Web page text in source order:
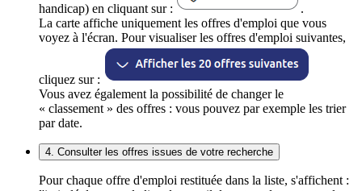
handicap) en cliquant sur :
.
La carte affiche uniquement les offres d'emploi que vous
voyez à l'écran. Pour visualiser les offres d'emploi suivantes,
cliquez sur :
Vous avez également la possibilité de changer le
« classement » des offres : vous pouvez par exemple les trier
par date.
4. Consulter les offres issues de votre recherche
Pour chaque offre d'emploi restituée dans la liste, s'affichent :